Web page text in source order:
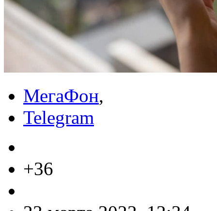
МегаФон,
Telegram
+36